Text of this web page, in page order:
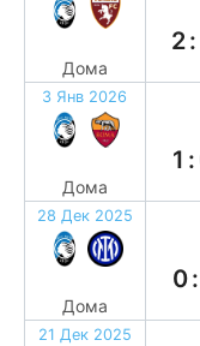
Дома
3 Янв 2026
Дома
28 Дек 2025
Дома
21 Дек 2025